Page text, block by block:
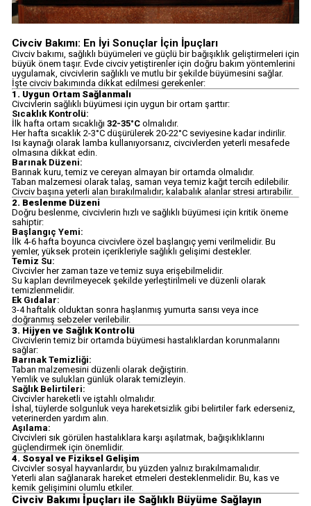
Civciv Bakımı: En İyi Sonuçlar İçin İpuçları
Civciv bakımı, sağlıklı büyümeleri ve güçlü bir bağışıklık geliştirmeleri için
büyük önem taşır. Evde civciv yetiştirenler için doğru bakım yöntemlerini
uygulamak, civcivlerin sağlıklı ve mutlu bir şekilde büyümesini sağlar.
İşte civciv bakımında dikkat edilmesi gerekenler:
1. Uygun Ortam Sağlanmalı
Civcivlerin sağlıklı büyümesi için uygun bir ortam şarttır:
Sıcaklık Kontrolü:
İlk hafta ortam sıcaklığı 32-35°Colmalıdır.
Her hafta sıcaklık 2-3°C düşürülerek 20-22°C seviyesine kadar indirilir.
Isı kaynağı olarak lamba kullanıyorsanız, civcivlerden yeterli mesafede
olmasına dikkat edin.
Barınak Düzeni:
Barınak kuru, temiz ve cereyan almayan bir ortamda olmalıdır.
Taban malzemesi olarak talaş, saman veya temiz kağıt tercih edilebilir.
Civciv başına yeterli alan bırakılmalıdır; kalabalık alanlar stresi artırabilir.
2. Beslenme Düzeni
Doğru beslenme, civcivlerin hızlı ve sağlıklı büyümesi için kritik öneme
sahiptir:
Başlangıç Yemi:
İlk 4-6 hafta boyunca civcivlere özel başlangıç yemi verilmelidir. Bu
yemler, yüksek protein içerikleriyle sağlıklı gelişimi destekler.
Temiz Su:
Civcivler her zaman taze ve temiz suya erişebilmelidir.
Su kapları devrilmeyecek şekilde yerleştirilmeli ve düzenli olarak
temizlenmelidir.
Ek Gıdalar:
3-4 haftalık olduktan sonra haşlanmış yumurta sarısı veya ince
doğranmış sebzeler verilebilir.
3. Hijyen ve Sağlık Kontrolü
Civcivlerin temiz bir ortamda büyümesi hastalıklardan korunmalarını
sağlar:
Barınak Temizliği:
Taban malzemesini düzenli olarak değiştirin.
Yemlik ve sulukları günlük olarak temizleyin.
Sağlık Belirtileri:
Civcivler hareketli ve iştahlı olmalıdır.
İshal, tüylerde solgunluk veya hareketsizlik gibi belirtiler fark ederseniz,
veterinerden yardım alın.
Aşılama:
Civcivleri sık görülen hastalıklara karşı aşılatmak, bağışıklıklarını
güçlendirmek için önemlidir.
4. Sosyal ve Fiziksel Gelişim
Civcivler sosyal hayvanlardır, bu yüzden yalnız bırakılmamalıdır.
Yeterli alan sağlanarak hareket etmeleri desteklenmelidir. Bu, kas ve
kemik gelişimini olumlu etkiler.
Civciv Bakımı İpuçları ile Sağlıklı Büyüme Sağlayın